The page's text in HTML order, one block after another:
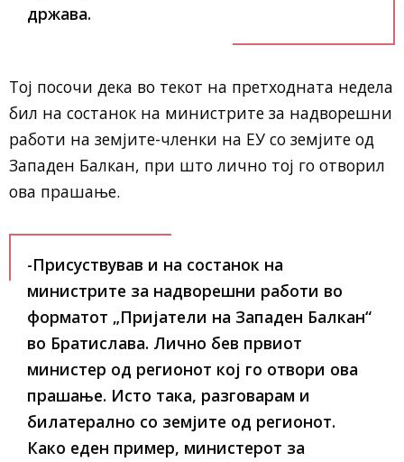
држава.
Тој посочи дека во текот на претходната недела
бил на состанок на министрите за надворешни
работи на земјите-членки на ЕУ со земјите од
Западен Балкан, при што лично тој го отворил
ова прашање.
-Присуствував и на состанок на
министрите за надворешни работи во
форматот „Пријатели на Западен Балкан“
во Братислава. Лично бев првиот
министер од регионот кој го отвори ова
прашање. Исто така, разговарам и
билатерално со земјите од регионот.
Како еден пример, министерот за